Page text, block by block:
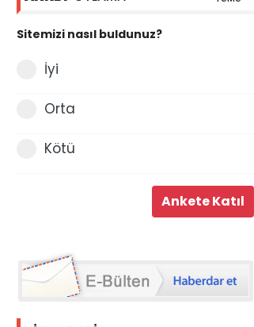
Sitemizi nasıl buldunuz?
İyi
Orta
Kötü